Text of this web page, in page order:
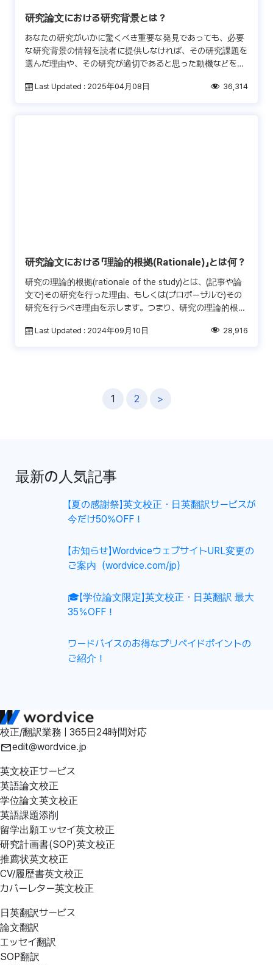
研究論文における研究背景とは？
あなたの研究がいかに驚くべき重要な発見であっても、必要
な研究背景の情報を読者に提供しなければ、その研究課題を
選んだ理由や、その研究が適切であると思った動機などを読
えな […]
Last Updated : 2025年04月08日 36,314
研究論文における「理論的根拠(Rationale)」とは何？
研究の理論的根拠(rationale of the study)とは、(記事や論
文で)その研究を行った理由、もしくは(プロポーザルで)その
研究を行うべき理由を示します。つまり、研究の理論的根拠
Last Updated : 2024年09月10日 28,916
1 2 >
最新の人気記事
【夏の感謝祭】英文校正・日英翻訳サービスが
今だけ50%OFF！
【お知らせ】WordviceウェブサイトURL変更の
ご案内（wordvice.com/jp）
🎓【学位論文限定】英文校正・日英翻訳 最大
35％OFF！
ワードバイスのお得なプリペイドポイントの
ご紹介！
校正/翻訳業務 | 365日24時間対応
edit@wordvice.jp
英文校正サービス
英語論文校正
学位論文英文校正
英語課題添削
留学出願エッセイ英文校正
研究計画書(SOP)英文校正
推薦状英文校正
CV/履歴書英文校正
カバーレター英文校正
日英翻訳サービス
論文翻訳
エッセイ翻訳
SOP翻訳